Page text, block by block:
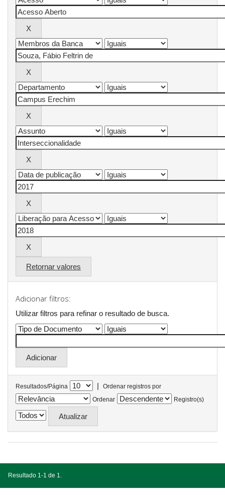
Retornar valores
Adicionar filtros:
Utilizar filtros para refinar o resultado de busca.
Resultados/Página |
Ordenar registros por
Ordenar
Registro(s)
Resultado 1-1 de 1.